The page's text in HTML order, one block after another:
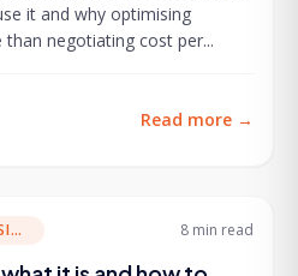
it and why optimising
negotiating cost per...
Read more →
OPTIMIZACION-CONVERSION 8 min read